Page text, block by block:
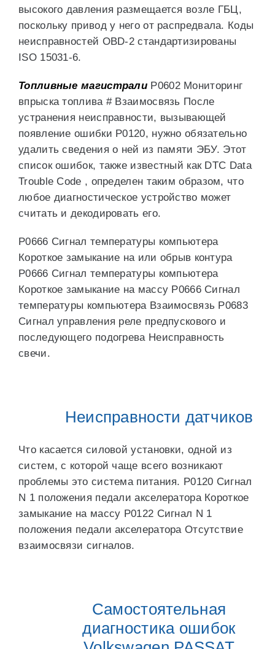
высокого давления размещается возле ГБЦ,
поскольку привод у него от распредвала. Коды
неисправностей OBD-2 стандартизированы
ISO 15031-6.
Топливные магистрали P0602 Мониторинг
впрыска топлива # Взаимосвязь После
устранения неисправности, вызывающей
появление ошибки P0120, нужно обязательно
удалить сведения о ней из памяти ЭБУ. Этот
список ошибок, также известный как DTC Data
Trouble Code , определен таким образом, что
любое диагностическое устройство может
считать и декодировать его.
P0666 Сигнал температуры компьютера
Короткое замыкание на или обрыв контура
P0666 Сигнал температуры компьютера
Короткое замыкание на массу P0666 Сигнал
температуры компьютера Взаимосвязь P0683
Сигнал управления реле предпускового и
последующего подогрева Неисправность
свечи.
Неисправности датчиков
Что касается силовой установки, одной из
систем, с которой чаще всего возникают
проблемы это система питания. P0120 Сигнал
N 1 положения педали акселератора Короткое
замыкание на массу P0122 Сигнал N 1
положения педали акселератора Отсутствие
взаимосвязи сигналов.
Самостоятельная
диагностика ошибок